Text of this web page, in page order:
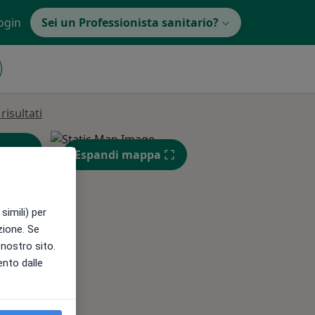
Sei un Professionista sanitario?
Mer,
12 Ago
Espandi mappa
per
Se
sito.
dalle